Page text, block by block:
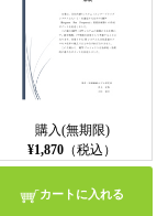
購入(無期限)
¥1,870 （税込）
カートに入れる